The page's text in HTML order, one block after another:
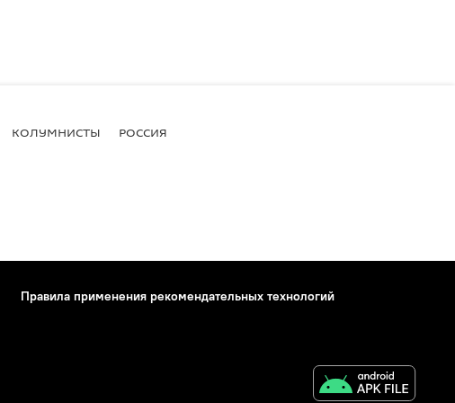
КОЛУМНИСТЫ РОССИЯ
Правила применения рекомендательных технологий